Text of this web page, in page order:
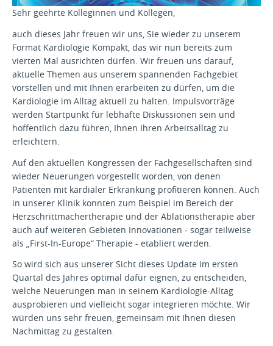
Sehr geehrte Kolleginnen und Kollegen,
auch dieses Jahr freuen wir uns, Sie wieder zu unserem
Format Kardiologie Kompakt, das wir nun bereits zum
vierten Mal ausrichten dürfen. Wir freuen uns darauf,
aktuelle Themen aus unserem spannenden Fachgebiet
vorstellen und mit Ihnen erarbeiten zu dürfen, um die
Kardiologie im Alltag aktuell zu halten. Impulsvorträge
werden Startpunkt für lebhafte Diskussionen sein und
hoffentlich dazu führen, Ihnen Ihren Arbeitsalltag zu
erleichtern.
Auf den aktuellen Kongressen der Fachgesellschaften sind
wieder Neuerungen vorgestellt worden, von denen
Patienten mit kardialer Erkrankung profitieren können. Auch
in unserer Klinik konnten zum Beispiel im Bereich der
Herzschrittmachertherapie und der Ablationstherapie aber
auch auf weiteren Gebieten Innovationen - sogar teilweise
als „First-In-Europe“ Therapie - etabliert werden.
So wird sich aus unserer Sicht dieses Update im ersten
Quartal des Jahres optimal dafür eignen, zu entscheiden,
welche Neuerungen man in seinem Kardiologie-Alltag
ausprobieren und vielleicht sogar integrieren möchte. Wir
würden uns sehr freuen, gemeinsam mit Ihnen diesen
Nachmittag zu gestalten.